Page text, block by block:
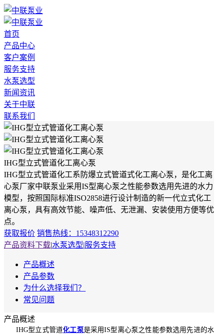
首页
产品中心
客户案例
服务支持
水泵选型
新闻资讯
关于中联
联系我们
IHG型立式管道化工离心泵
IHG型立式管道化工系防爆立式管道式化工离心泵，是化工离
心泵厂家中联泵业采用IS型离心泵之性能参数选用先进的水力
模型，按照国际标准ISO2858进行设计制造的新一代立式化工
离心泵，具有高效节能、噪声低、无泄漏、安装使用方便等优
点。
获取报价 销售热线：15348312290
产品资料下载|水泵选型|服务支持
产品概述
产品参数
为什么选择我们？
常见问题
产品概述
IHG型立式管道化工泵是采用IS型离心泵之性能参数选用先进的水